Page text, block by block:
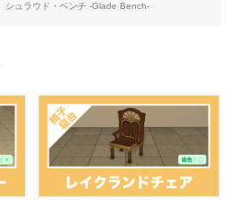
シュラウド・ベンチ -Glade Bench-